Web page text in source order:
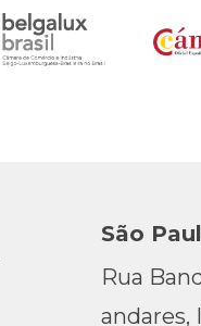
São
Rua
andares,